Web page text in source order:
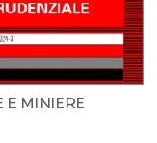
E MINIERE
4/2020